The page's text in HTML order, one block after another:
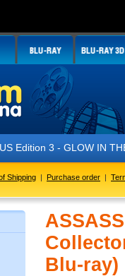
3 - GLOW IN THE
Shipping | Purchase order |
Blu-ray)